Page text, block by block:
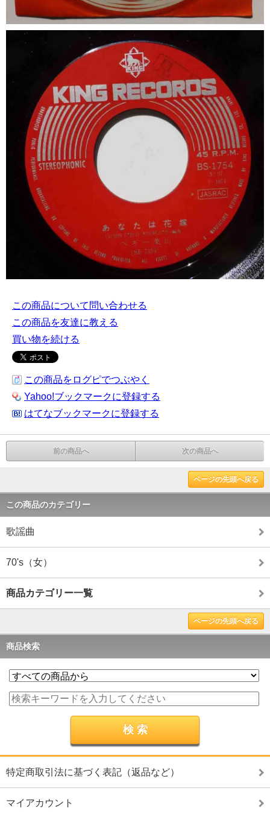
この商品について問い合わせる
この商品を友達に教える
買い物を続ける
この商品をログピでつぶやく
Yahoo!ブックマークに登録する
はてなブックマークに登録する
前の商品へ 次の商品へ
ページの先頭へ戻る
この商品のカテゴリー
歌謡曲
70's（女）
商品カテゴリー一覧
ページの先頭へ戻る
商品検索
特定商取引法に基づく表記（返品など）
マイアカウント